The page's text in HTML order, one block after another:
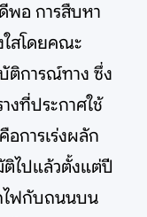
พอ การสืบหา
ใสโดยคณะ
ติการณ์ทาง ซึ่ง
งที่ประกาศใช้
การเร่งผลัก
ติไปแล้วตั้งแต่ปี
ไฟกับถนนบน